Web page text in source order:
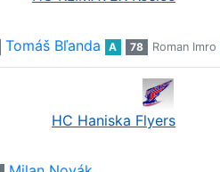
Tomáš Bľanda A 78 Roman Imro
HC Haniska Flyers